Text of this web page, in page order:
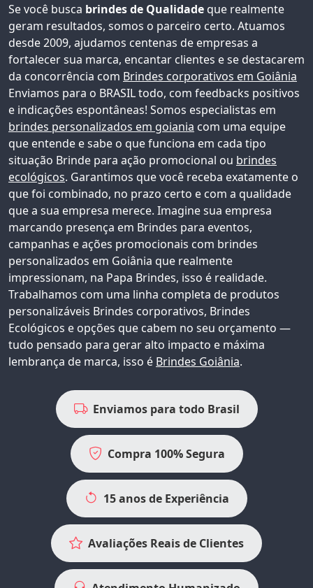
Se você busca brindes de Qualidade que realmente
geram resultados, somos o parceiro certo. Atuamos
desde 2009, ajudamos centenas de empresas a
fortalecer sua marca, encantar clientes e se destacarem
da concorrência com Brindes corporativos em Goiânia
Enviamos para o BRASIL todo, com feedbacks positivos
e indicações espontâneas! Somos especialistas em
brindes personalizados em goiania com uma equipe
que entende e sabe o que funciona em cada tipo
situação Brinde para ação promocional ou brindes
ecológicos. Garantimos que você receba exatamente o
que foi combinado, no prazo certo e com a qualidade
que a sua empresa merece. Imagine sua empresa
marcando presença em Brindes para eventos,
campanhas e ações promocionais com brindes
personalizados em Goiânia que realmente
impressionam, na Papa Brindes, isso é realidade.
Trabalhamos com uma linha completa de produtos
personalizáveis Brindes corporativos, Brindes
Ecológicos e opções que cabem no seu orçamento —
tudo pensado para gerar alto impacto e máxima
lembrança de marca, isso é Brindes Goiânia.
Enviamos para todo Brasil
Compra 100% Segura
15 anos de Experiência
Avaliações Reais de Clientes